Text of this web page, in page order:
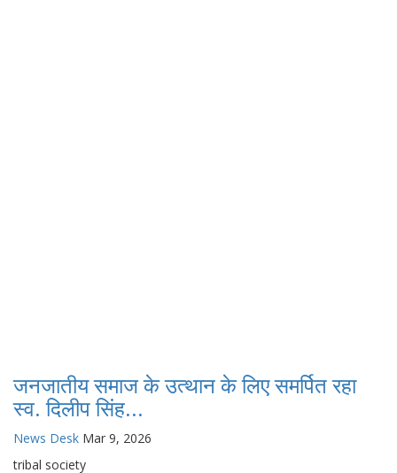
जनजातीय समाज के उत्थान के लिए समर्पित रहा
स्व. दिलीप सिंह...
News Desk Mar 9, 2026
tribal society